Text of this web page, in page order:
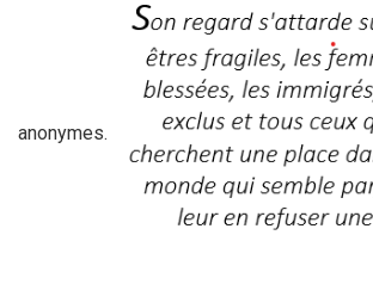
anonymes.